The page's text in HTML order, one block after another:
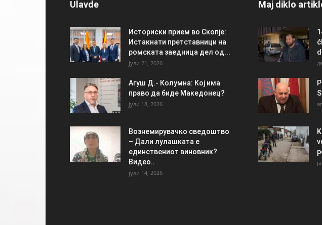
Ulavde
Историски прием во Скопје:
Истакнати претставници на
ромската заедница дел од...
јули 21, 2026
Агуш Д.- Колумна: Кој има
право да биде Македонец?
јули 18, 2026
Вознемирувачко сведоштво
– Дали лулашката е
единствениот виновник?
Видео..
јули 14, 2026
Maj diklo